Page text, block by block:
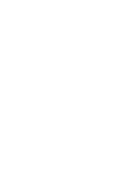
Wechsel der